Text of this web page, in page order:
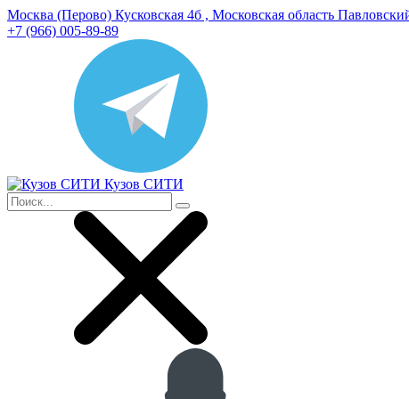
Москва (Перово) Кусковская 4б , Московская область
+7 (966) 005-89-89
Кузов СИТИ